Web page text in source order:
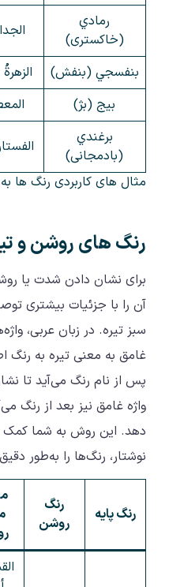
رمادي
(خاکستری)
بنفسجي (بنفش)
بيج (بژ)
برغندي
(بادمجانی)
مثال های کاربردی رنگ ها
رنگ های روشن و
برای نشان دادن شدت یا
آن را با جزئیات بیشتری
سبز تیره. در زبان عربی،
غامق به معنی تیره به رنگ
پس از نام رنگ می‌آید تا
واژه غامق نیز بعد از رنگ
دهد. این روش به شما
نوشتار، رنگ‌ها را به‌طور
رنگ پایه
رنگ
روشن